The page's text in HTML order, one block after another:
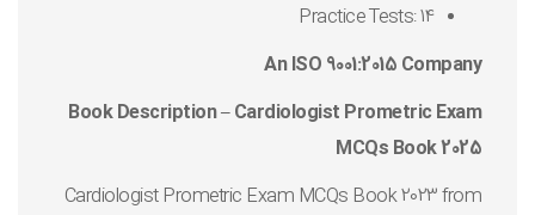
Practice Tests: 14
An ISO 9001:2015 Company
Book Description – Cardiologist Prometric Exam
MCQs Book 2025
Cardiologist Prometric Exam MCQs Book 2023 from